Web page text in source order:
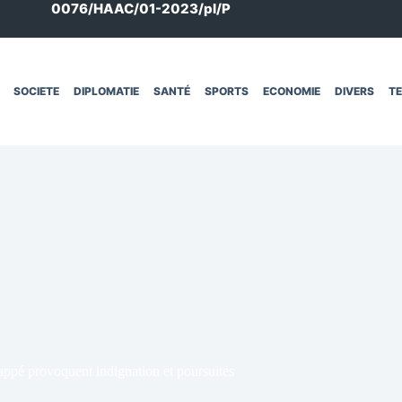
0076/HAAC/01-2023/pl/P
SOCIETE DIPLOMATIE SANTÉ SPORTS ECONOMIE DIVERS